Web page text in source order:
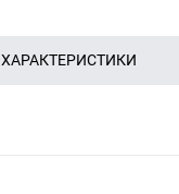
ХАРАКТЕРИСТИКИ